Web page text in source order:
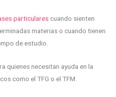
particulares cuando sienten
materias o cuando tienen
de estudio.
quienes necesitan ayuda en la
como el TFG o el TFM.